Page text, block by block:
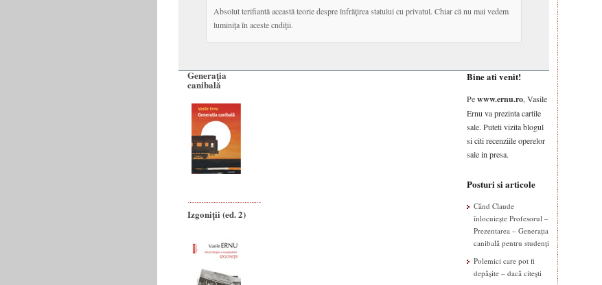
Absolut terifiantă această teorie despre înfrăţirea statului cu privatul. Chiar că nu mai vedem
luminiţa în aceste cndiţii.
Generaţia
canibală
Izgoniții (ed. 2)
Bine ati venit!
Pewww.ernu.ro, Vasile
Ernu va prezinta cartile
sale. Puteti vizita blogul
si citi recenziile operelor
sale in presa.
Posturi si articole
Când Claude
înlocuiește Profesorul –
Prezentarea – Generația
canibală pentru studenți
Polemici care pot fi
depășite – dacă citești